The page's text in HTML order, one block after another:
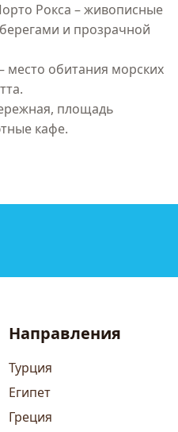
Рокса – живописные
и прозрачной
обитания морских
площадь
кафе.
Направления
Турция
Египет
Греция